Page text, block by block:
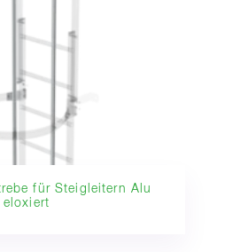
für Steigleitern Alu
eloxiert